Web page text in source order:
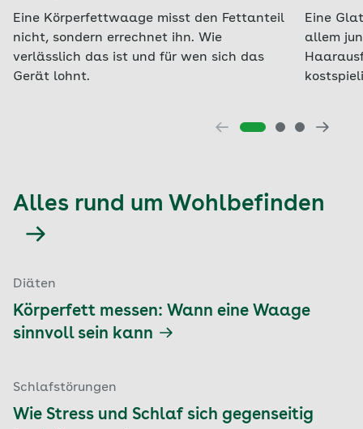
Eine Körperfettwaage misst den Fettanteil
nicht, sondern errechnet ihn. Wie
verlässlich das ist und für wen sich das
Gerät lohnt.
Eine
allem
Alles rund um Wohlbefinden
Diäten
Körperfett messen: Wann eine Waage
sinnvoll sein kann
Schlafstörungen
Wie Stress und Schlaf sich gegenseitig